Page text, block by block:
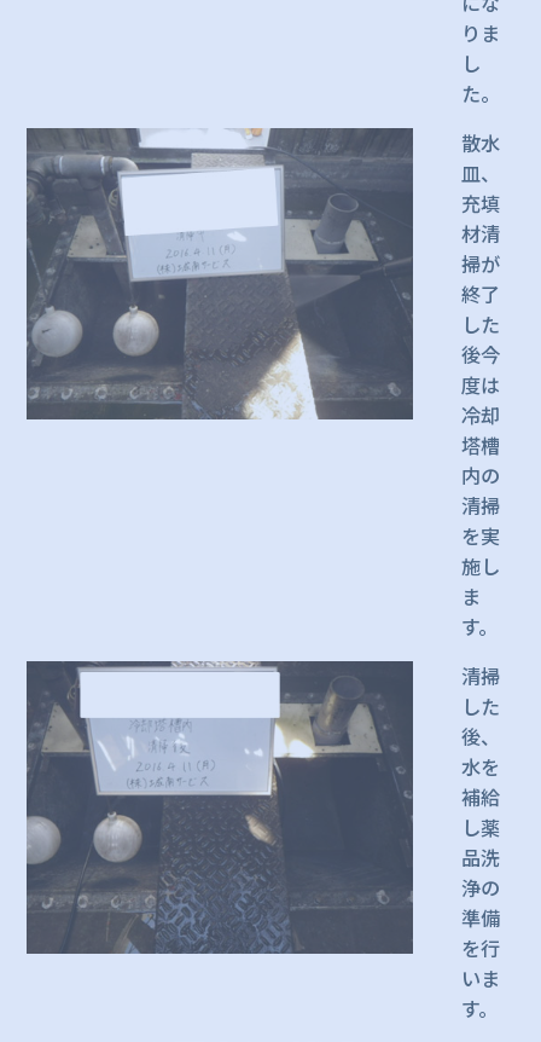
りま
し
た。
散水
皿、
充填
材清
掃が
終了
した
後今
度は
冷却
塔槽
内の
清掃
を実
施し
ま
す。
清掃
した
後、
水を
補給
し薬
品洗
浄の
準備
を行
いま
す。